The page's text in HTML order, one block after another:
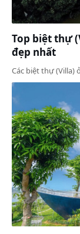
Top biệt thự
đẹp nhất
Các biệt thự (Villa)